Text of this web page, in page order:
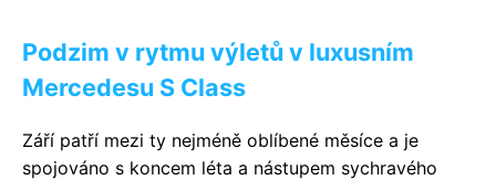
Podzim v rytmu výletů v luxusním
Mercedesu S Class
Září patří mezi ty nejméně oblíbené měsíce a je
spojováno s koncem léta a nástupem sychravého